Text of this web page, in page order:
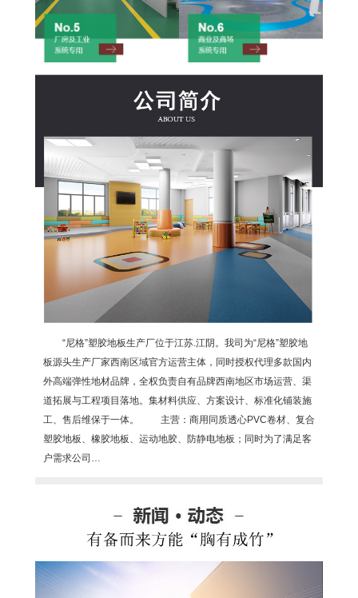
“尼格”塑胶地板生产厂位于江苏.江阴。我司为“尼格”塑胶地
板源头生产厂家西南区域官方运营主体，同时授权代理多款国内
外高端弹性地材品牌，全权负责自有品牌西南地区市场运营、渠
道拓展与工程项目落地。集材料供应、方案设计、标准化铺装施
工、售后维保于一体。 主营：商用同质透心PVC卷材、复合
塑胶地板、橡胶地板、运动地胶、防静电地板；同时为了满足客
户需求公司…